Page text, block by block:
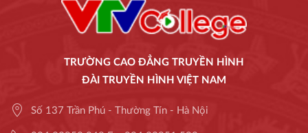
TRƯỜNG CAO ĐẲNG TRUYỀN HÌNH
ĐÀI TRUYỀN HÌNH VIỆT NAM
Số 137 Trần Phú - Thường Tín - Hà Nội